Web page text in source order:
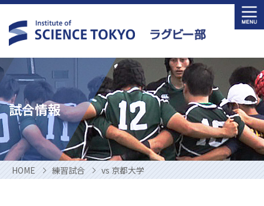
Skip
to
content
試合情報
HOME 練習試合 vs 京都大学